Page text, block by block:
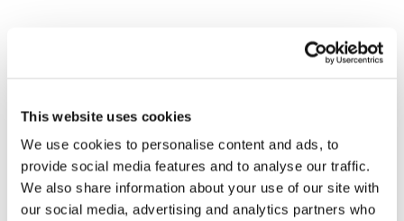
This website uses cookies
We use cookies to personalise content and ads, to
provide social media features and to analyse our traffic.
We also share information about your use of our site with
our social media, advertising and analytics partners who